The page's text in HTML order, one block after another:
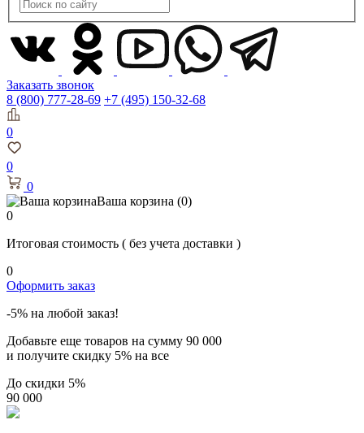
Заказать звонок
8 (800) 777-28-69 +7 (495) 150-32-68
0
0
0
Ваша корзина (0)
0
Итоговая стоимость ( без учета доставки )
0
Оформить заказ
-5% на любой заказ!
Добавьте еще товаров на сумму 90 000
и получите скидку 5% на все
До скидки 5%
90 000